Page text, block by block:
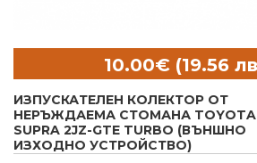
ИЗПУСКАТЕЛЕН КОЛЕКТОР ОТ
НЕРЪЖДАЕМА СТОМАНА TOYOTA
SUPRA 2JZ-GTE TURBO (ВЪНШНО
ИЗХОДНО УСТРОЙСТВО)